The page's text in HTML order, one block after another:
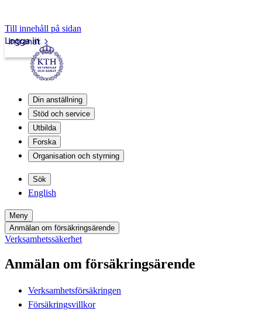
Till innehåll på sidan
Intranät
Logga in
Din anställning
Stöd och service
Utbilda
Forska
Organisation och styrning
Sök
English
Meny
Anmälan om försäkringsärende
Verksamhetssäkerhet
Anmälan om försäkringsärende
Verksamhetsförsäkringen
Försäkringsvillkor